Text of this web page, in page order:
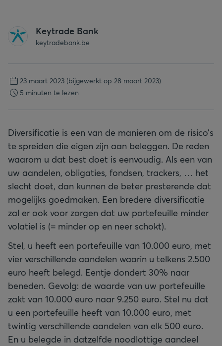
Keytrade Bank
keytradebank.be
23 maart 2023 (bijgewerkt op 28 maart 2023)
5 minuten te lezen
Diversificatie is een van de manieren om de risico’s
te spreiden die eigen zijn aan beleggen. De reden
waarom u dat best doet is eenvoudig. Als een van
uw aandelen, obligaties, fondsen, trackers, … het
slecht doet, dan kunnen de beter presterende dat
mogelijks goedmaken. Een bredere diversificatie
zal er ook voor zorgen dat uw portefeuille minder
volatiel is (= minder op en neer schokt).
Stel, u heeft een portefeuille van 10.000 euro, met
vier verschillende aandelen waarin u telkens 2.500
euro heeft belegd. Eentje dondert 30% naar
beneden. Gevolg: de waarde van uw portefeuille
zakt van 10.000 euro naar 9.250 euro. Stel nu dat
u een portefeuille heeft van 10.000 euro, met
twintig verschillende aandelen van elk 500 euro.
En u belegde in datzelfde noodlottige aandeel